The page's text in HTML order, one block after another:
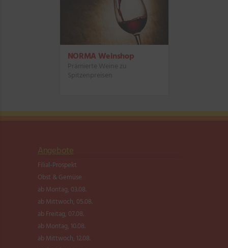
NORMA Weinshop
Prämierte Weine zu
Spitzenpreisen
Angebote
Filial-Prospekt
Obst & Gemüse
ab Montag, 03.08.
ab Mittwoch, 05.08.
ab Freitag, 07.08.
ab Montag, 10.08.
ab Mittwoch, 12.08.